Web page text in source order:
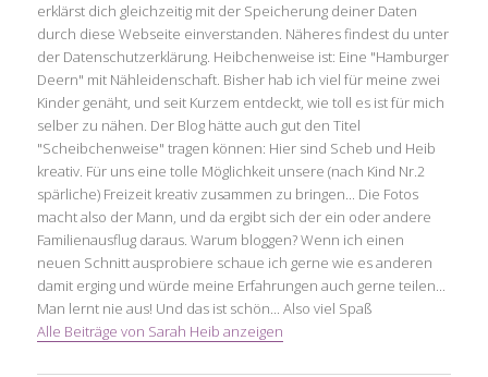
erklärst dich gleichzeitig mit der Speicherung deiner Daten
durch diese Webseite einverstanden. Näheres findest du unter
der Datenschutzerklärung. Heibchenweise ist: Eine "Hamburger
Deern" mit Nähleidenschaft. Bisher hab ich viel für meine zwei
Kinder genäht, und seit Kurzem entdeckt, wie toll es ist für mich
selber zu nähen. Der Blog hätte auch gut den Titel
"Scheibchenweise" tragen können: Hier sind Scheb und Heib
kreativ. Für uns eine tolle Möglichkeit unsere (nach Kind Nr.2
spärliche) Freizeit kreativ zusammen zu bringen... Die Fotos
macht also der Mann, und da ergibt sich der ein oder andere
Familienausflug daraus. Warum bloggen? Wenn ich einen
neuen Schnitt ausprobiere schaue ich gerne wie es anderen
damit erging und würde meine Erfahrungen auch gerne teilen...
Man lernt nie aus! Und das ist schön... Also viel Spaß
Alle Beiträge von Sarah Heib anzeigen